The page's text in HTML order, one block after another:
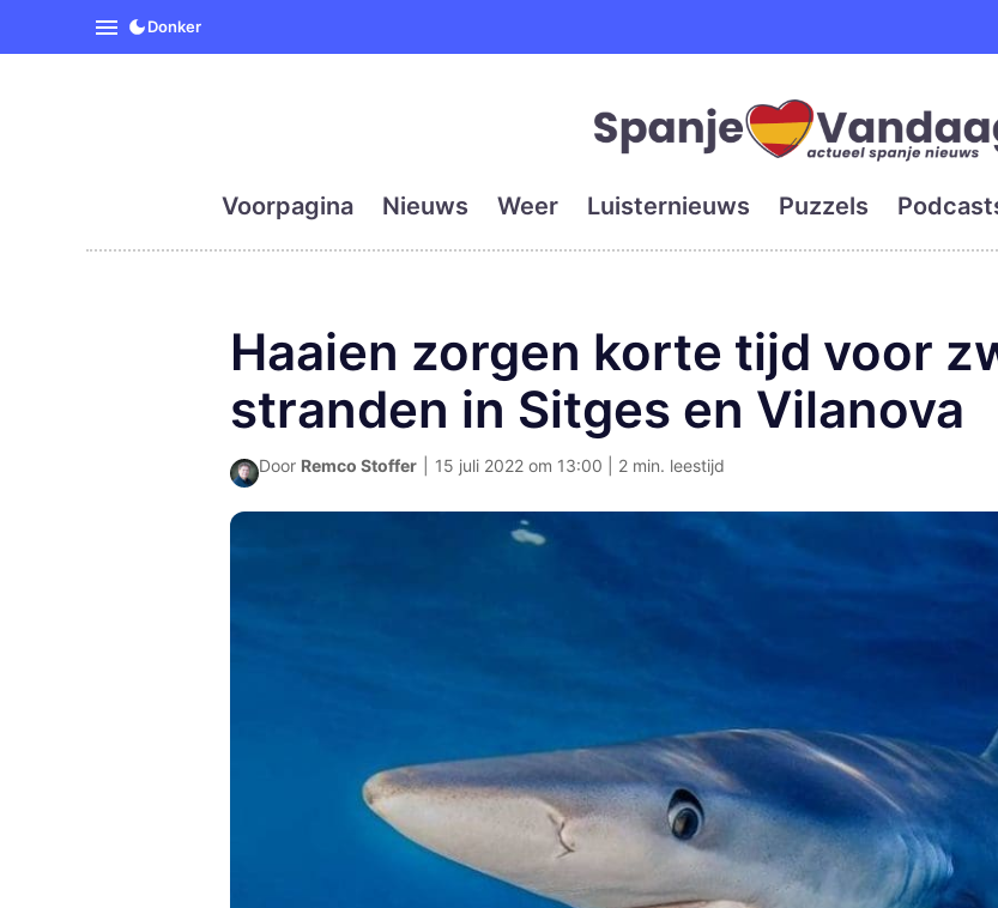
SpanjeVandaag is de eerste en grootste
Donker
Voorpagina Nieuws Weer Luisternieuws Puzzels
Haaien zorgen korte tijd voor
stranden in Sitges en Vilanova
Door Remco Stoffer 15 juli 2022 om 13:00 | 2 min. leestijd